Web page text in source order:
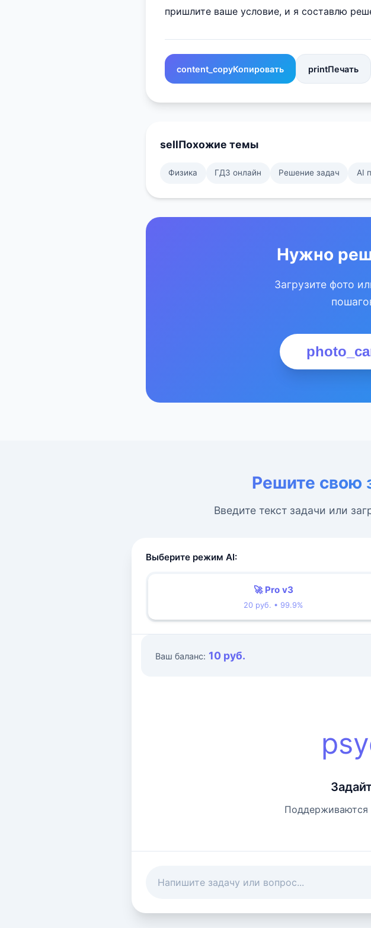
пришлите ваше условие, и я составлю
content_copyКопировать printПечать
sellПохожие темы
Физика ГДЗ онлайн Решение задач AI
Нужно
Загрузите фото
Решите свою
Введите текст задачи или
Выберите режим AI:
🚀 Pro v3
20 руб. • 99.9%
Ваш баланс: 10 руб.
Поддерживаются